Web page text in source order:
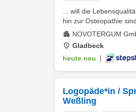
... will die
hin zur Osteopathie
NOVOTERGUM
Gladbeck
heute neu
Logopäde*in /
Weßling